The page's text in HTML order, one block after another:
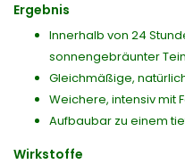
Ergebnis
Innerhalb von 24
sonnengebräunter
Gleichmäßige,
Weichere, intensiv mit
Aufbaubar zu einem
Wirkstoffe